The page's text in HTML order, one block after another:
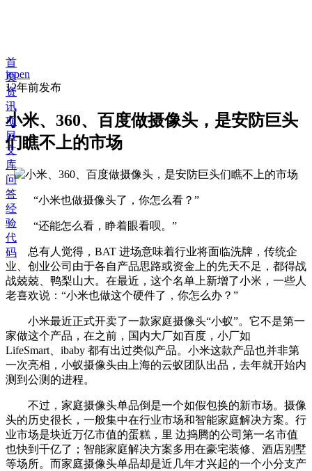
首
页
资
讯
项
目
文
库
问
答
经
验
代
码
jopen
12年前发布
小米、360、百度做摄像头，是安防巨头
们瞧不上的市场
“小米也做摄像头了，你怎么看？”
“还能怎么看，睁着眼看呗。”
总有人觉得，BAT 进场意味着行业将面临洗牌，传统企
业、创业公司由于各自产品思路或资金上的先天不足，都得战
战兢兢、鸭梨山大。在最近，这个名单上新增了小米，一些人
老喜欢说：“小米也做这个硬件了，你怎么办？”
小米最近正式开卖了一款家庭摄像头“小蚁”。它不是第一
家做这个产品，在之前，国内大厂如百度，小厂如
LifeSmart、ibaby 都有出过类似产品。小米这款产品也并非第
一次亮相，小蚁摄像头由上海的云蚁团队出品，去年就开始内
测到公测的进程。
不过，家庭摄像头单品倒是一个如假包换的新市场。摄像
头的历史很长，一般集中在行业市场和智能家庭解决方案。行
业市场是块近万亿市值的蛋糕，里 边捣腾的公司第一名市值
也快到千亿了；智能家庭解决方案多用在豪宅装修、酒店别墅
等场所。而家庭摄像头单品却是近几年才兴起的一个小分支产